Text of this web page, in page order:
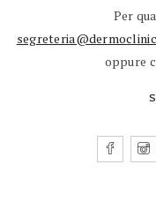
Per
oppure